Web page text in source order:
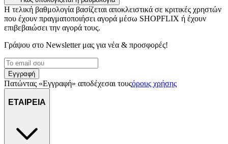
Η τελική βαθμολογία βασίζεται αποκλειστικά σε κριτικές χρηστών
που έχουν πραγματοποιήσει αγορά μέσω SHOPFLIX ή έχουν
επιβεβαιώσει την αγορά τους.
Γράψου στο Νewsletter μας για νέα & προσφορές!
Εγγραφή
Πατώντας «Εγγραφή» αποδέχεσαι τουςόρους χρήσης
ΕΤΑΙΡΕΙΑ